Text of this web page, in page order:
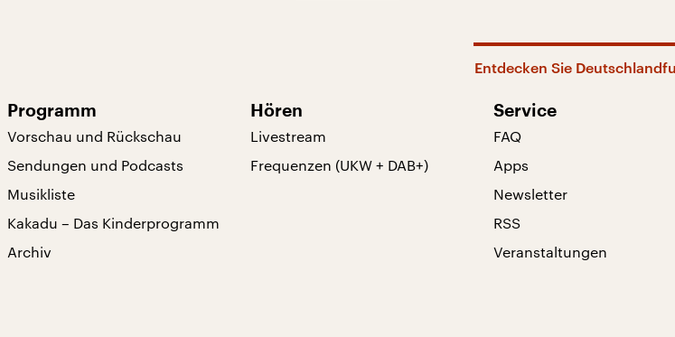
Entdecken Sie
Programm
Vorschau und Rückschau
Sendungen und Podcasts
Musikliste
Kakadu – Das Kinderprogramm
Archiv
Hören
Livestream
Frequenzen (UKW + DAB+)
Service
FAQ
Apps
Newsletter
RSS
Veranstaltungen